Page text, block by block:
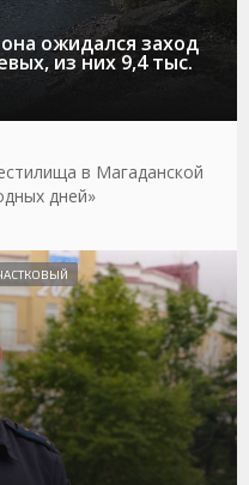
ожидался заход
из них 9,4 тыс.
в Магаданской
дней»